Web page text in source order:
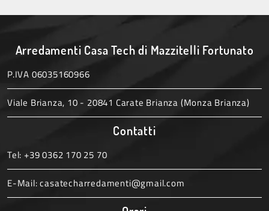
Arredamenti Casa Tech di Mazzitelli Fortunato
P.IVA 06035160966
Viale Brianza, 10 - 20841 Carate Brianza (Monza Brianza)
Contatti
Tel: +39 0362 170 25 70
E-Mail:casatecharredamenti@gmail.com